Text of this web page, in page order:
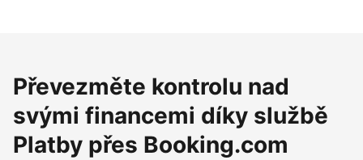
Převezměte kontrolu nad
svými financemi díky službě
Platby přes Booking.com